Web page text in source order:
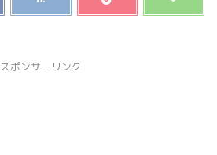
スポンサーリンク